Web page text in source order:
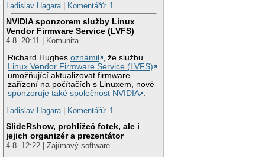
Ladislav Hagara| Komentářů: 1
NVIDIA sponzorem služby Linux
Vendor Firmware Service (LVFS)
4.8. 20:11 | Komunita
Richard Hughesoznámil
, že službu
Linux Vendor Firmware Service (LVFS)
umožňující aktualizovat firmware
zařízení na počítačích s Linuxem, nově
sponzoruje také společnost NVIDIA
Ladislav Hagara| Komentářů: 1
SlideRshow, prohlížeč fotek, ale i
jejich organizér a prezentátor
4.8. 12:22 | Zajímavý software